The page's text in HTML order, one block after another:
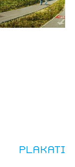
Plakati